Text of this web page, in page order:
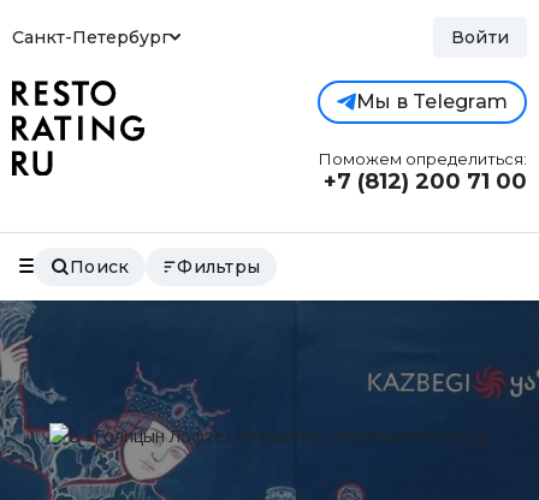
Санкт-Петербург Войти
Мы в Telegram
Поможем определиться:
+7 (812) 200 71 00
Поиск Фильтры